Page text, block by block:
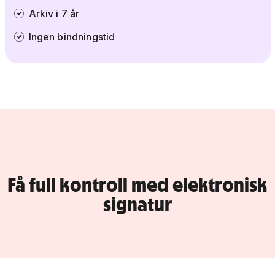
Arkiv i 7 år
Ingen bindningstid
Få full kontroll med elektronisk
signatur